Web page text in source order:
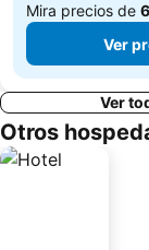
Mira precios de
Ver
Ver
Otros